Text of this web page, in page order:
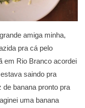
amiga minha,
pra cá pelo
em Rio Branco acordei
saindo pra
banana pronto pra
uma banana